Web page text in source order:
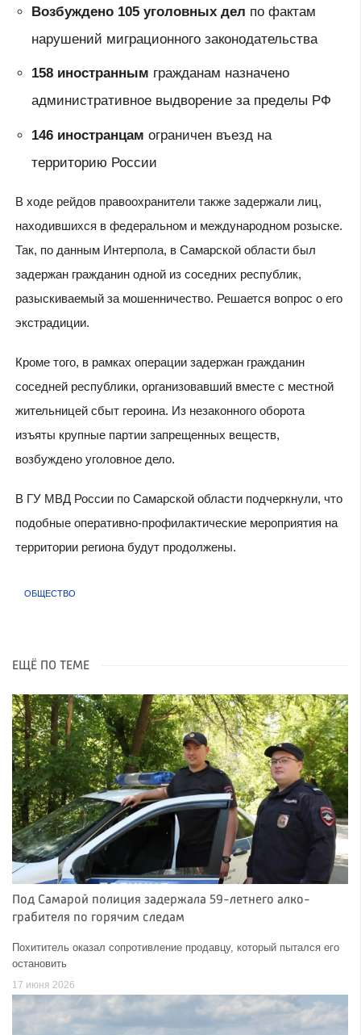
Возбуждено 105 уголовных дел по фактам
нарушений миграционного законодательства
158 иностранным гражданам назначено
административное выдворение за пределы РФ
146 иностранцам ограничен въезд на
территорию России
В ходе рейдов правоохранители также задержали лиц,
находившихся в федеральном и международном розыске.
Так, по данным Интерпола, в Самарской области был
задержан гражданин одной из соседних республик,
разыскиваемый за мошенничество. Решается вопрос о его
экстрадиции.
Кроме того, в рамках операции задержан гражданин
соседней республики, организовавший вместе с местной
жительницей сбыт героина. Из незаконного оборота
изъяты крупные партии запрещенных веществ,
возбуждено уголовное дело.
В ГУ МВД России по Самарской области подчеркнули, что
подобные оперативно-профилактические мероприятия на
территории региона будут продолжены.
ОБЩЕСТВО
ЕЩЁ ПО ТЕМЕ
Под Самарой полиция задержала 59-летнего алко-
грабителя по горячим следам
Похититель оказал сопротивление продавцу, который пытался его
остановить
17 июня 2026